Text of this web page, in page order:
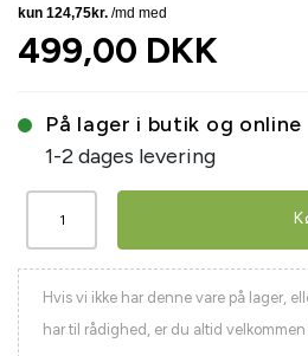
499,00 DKK
På lager i butik og online
1-2 dages levering
Hvis vi ikke har denne vare på lager,
har til rådighed, er du altid